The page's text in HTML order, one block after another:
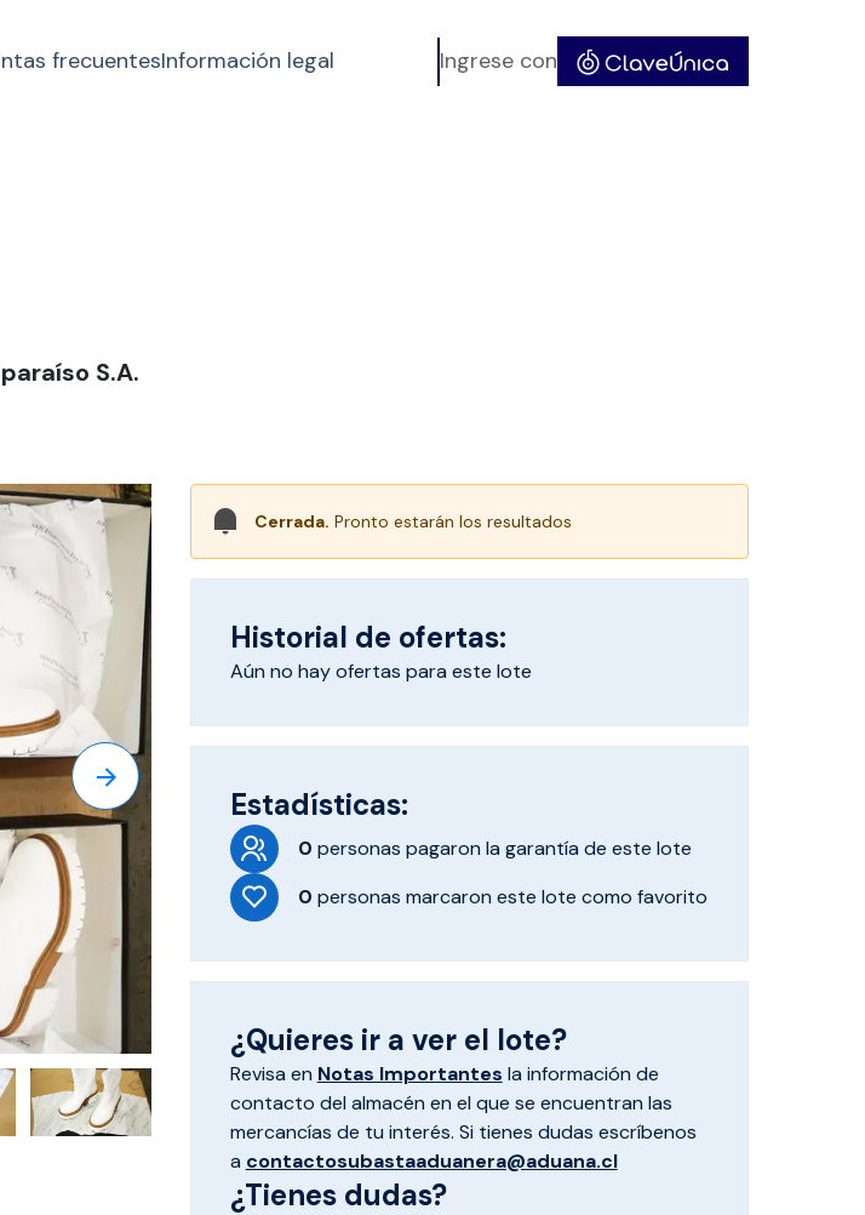
frecuentesInformación legal Ingrese con
S.A.
Cerrada. Pronto estarán los resultados
Historial de ofertas:
Aún no hay ofertas para este lote
Estadísticas:
0 personas pagaron la garantía de este lote
0 personas marcaron este lote como favorito
¿Quieres ir a ver el lote?
Revisa en Notas Importantes la información de
contacto del almacén en el que se encuentran las
mercancías de tu interés. Si tienes dudas escríbenos
a contactosubastaaduanera@aduana.cl
¿Tienes dudas?